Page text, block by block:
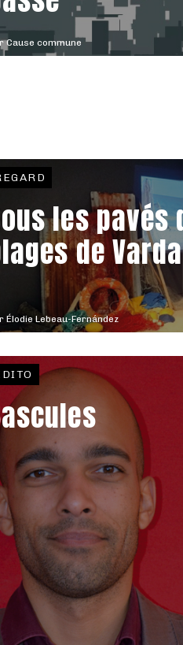
Cause commune
Élodie Lebeau-Fernández
les pavés
de Varda